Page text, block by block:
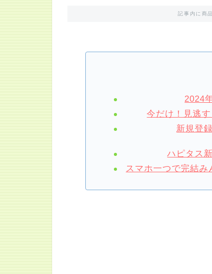
記事内に商
2024
今だけ！見逃
新規登
ハピタス
スマホ一つで完結み